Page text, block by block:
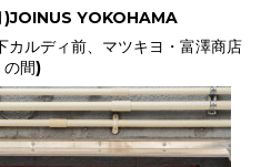
)JOINUS YOKOHAMA
ルディ前、マツキヨ・富澤商店
の間)